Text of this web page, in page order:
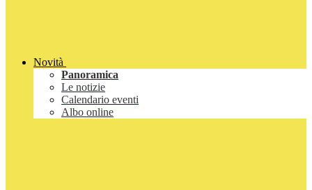
Novità
Panoramica
Le notizie
Calendario eventi
Albo online